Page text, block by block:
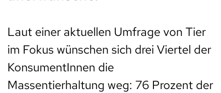
Laut einer aktuellen Umfrage von Tier
im Fokus wünschen sich drei Viertel der
KonsumentInnen die
Massentierhaltung weg: 76 Prozent der